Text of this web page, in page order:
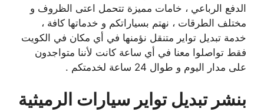
الدفع الرباعي ، خامات مميزة تتحمل اعتى الظروف و
مختلف الطرقات ، نهتم بسياراتكم و خدماتها كافة ،
خدمة تبديل تواير متنقل نؤمنها في أي مكان في الكويت
فقط تواصلوا معنا في أي ساعة كانت لأننا متواجدون
على مدار اليوم و طوال 24 ساعة لخدمتكم .
بنشر تبديل تواير سيارات الرميثية